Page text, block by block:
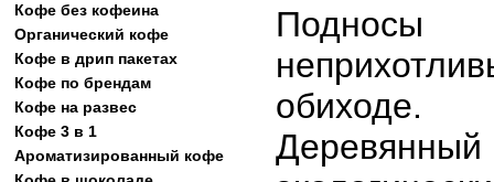
Кофе без кофеина
Органический кофе
Кофе в дрип пакетах
Кофе по брендам
Кофе на развес
Кофе 3 в 1
Ароматизированный кофе
Подносы
обиходе.